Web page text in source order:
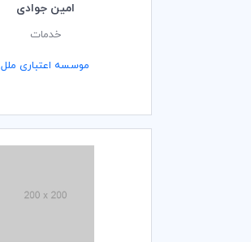
امین جوادی
خدمات
موسسه اعتباری ملل